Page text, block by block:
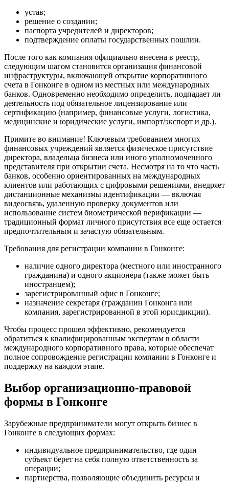
устав;
решение о создании;
паспорта учредителей и директоров;
подтверждение оплаты государственных пошлин.
После того как компания официально внесена в реестр,
следующим шагом становится организация финансовой
инфраструктуры, включающей открытие корпоративного
счета в Гонконге в одном из местных или международных
банков. Одновременно необходимо определить, подпадает ли
деятельность под обязательное лицензирование или
сертификацию (например, финансовые услуги, логистика,
медицинские и юридические услуги, импорт/экспорт и др.).
Примите во внимание! Ключевым требованием многих
финансовых учреждений является физическое присутствие
директора, владельца бизнеса или иного уполномоченного
представителя при открытии счета. Несмотря на то что часть
банков, особенно ориентированных на международных
клиентов или работающих с цифровыми решениями, внедряет
дистанционные механизмы идентификации — включая
видеосвязь, удаленную проверку документов или
использование систем биометрической верификации —
традиционный формат личного присутствия все еще остается
предпочтительным и зачастую обязательным.
Требования для регистрации компании в Гонконге:
наличие одного директора (местного или иностранного
гражданина) и одного акционера (также может быть
иностранцем);
зарегистрированный офис в Гонконге;
назначение секретаря (гражданин Гонконга или
компания, зарегистрированной в этой юрисдикции).
Чтобы процесс прошел эффективно, рекомендуется
обратиться к квалифицированным экспертам в области
международного корпоративного права, которые обеспечат
полное сопровождение регистрации компании в Гонконге и
поддержку на каждом этапе.
Выбор организационно-правовой
формы в Гонконге
Зарубежные предприниматели могут открыть бизнес в
Гонконге в следующих формах:
индивидуальное предпринимательство, где один
субъект берет на себя полную ответственность за
операции;
партнерства, позволяющие объединить ресурсы и